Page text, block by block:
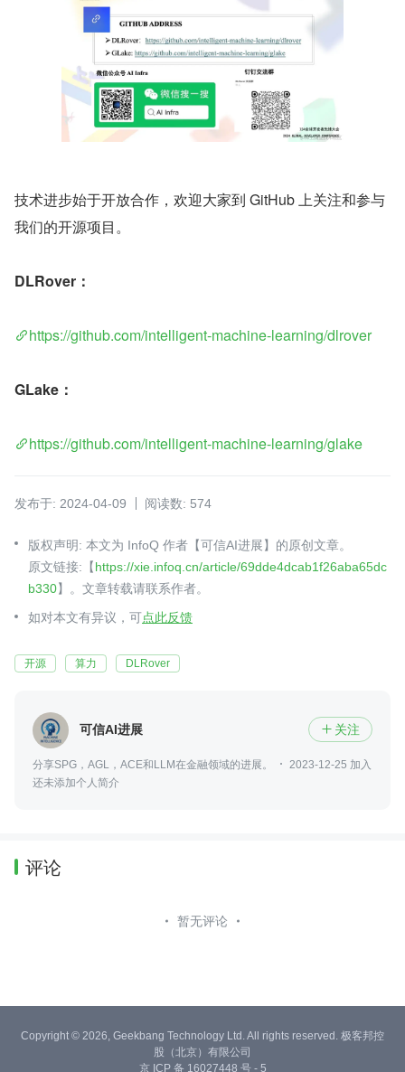
技术进步始于开放合作，欢迎大家到 GitHub 上关注和参与
我们的开源项目。
DLRover：
https://github.com/intelligent-machine-learning/dlrover
GLake：
https://github.com/intelligent-machine-learning/glake
发布于: 2024-04-09 阅读数: 574
版权声明: 本文为 InfoQ 作者【可信AI进展】的原创文章。
原文链接:【https://xie.infoq.cn/article/69dde4dcab1f26aba65dc
b330】。文章转载请联系作者。
如对本文有异议，可点此反馈
开源 算力 DLRover
可信AI进展  关注
分享SPG，AGL，ACE和LLM在金融领域的进展。
2023-12-25 加入
还未添加个人简介
评论
暂无评论
Copyright © 2026, Geekbang Technology Ltd. All rights reserved. 极客邦控
股（北京）有限公司
京 ICP 备 16027448 号 - 5